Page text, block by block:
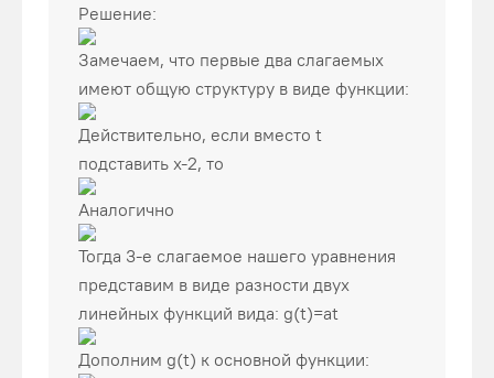
Решение:
Замечаем, что первые два слагаемых
имеют общую структуру в виде функции:
Действительно, если вместо t
подставить x-2, то
Аналогично
Тогда 3-е слагаемое нашего уравнения
представим в виде разности двух
линейных функций вида: g(t)=at
Дополним g(t) к основной функции: